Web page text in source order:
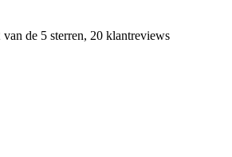
de 5 sterren, 20 klantreviews